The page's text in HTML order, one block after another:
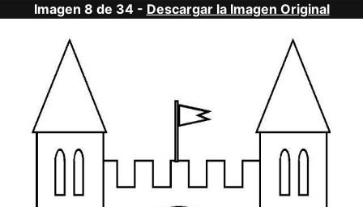
Imagen 8 de 34 - Descargar la Imagen Original